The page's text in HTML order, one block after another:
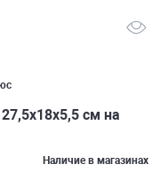
см на
Наличие в магазинах